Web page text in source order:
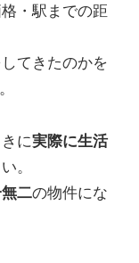
・駅までの距
てきたのかを
に実際に生活
。
二の物件にな